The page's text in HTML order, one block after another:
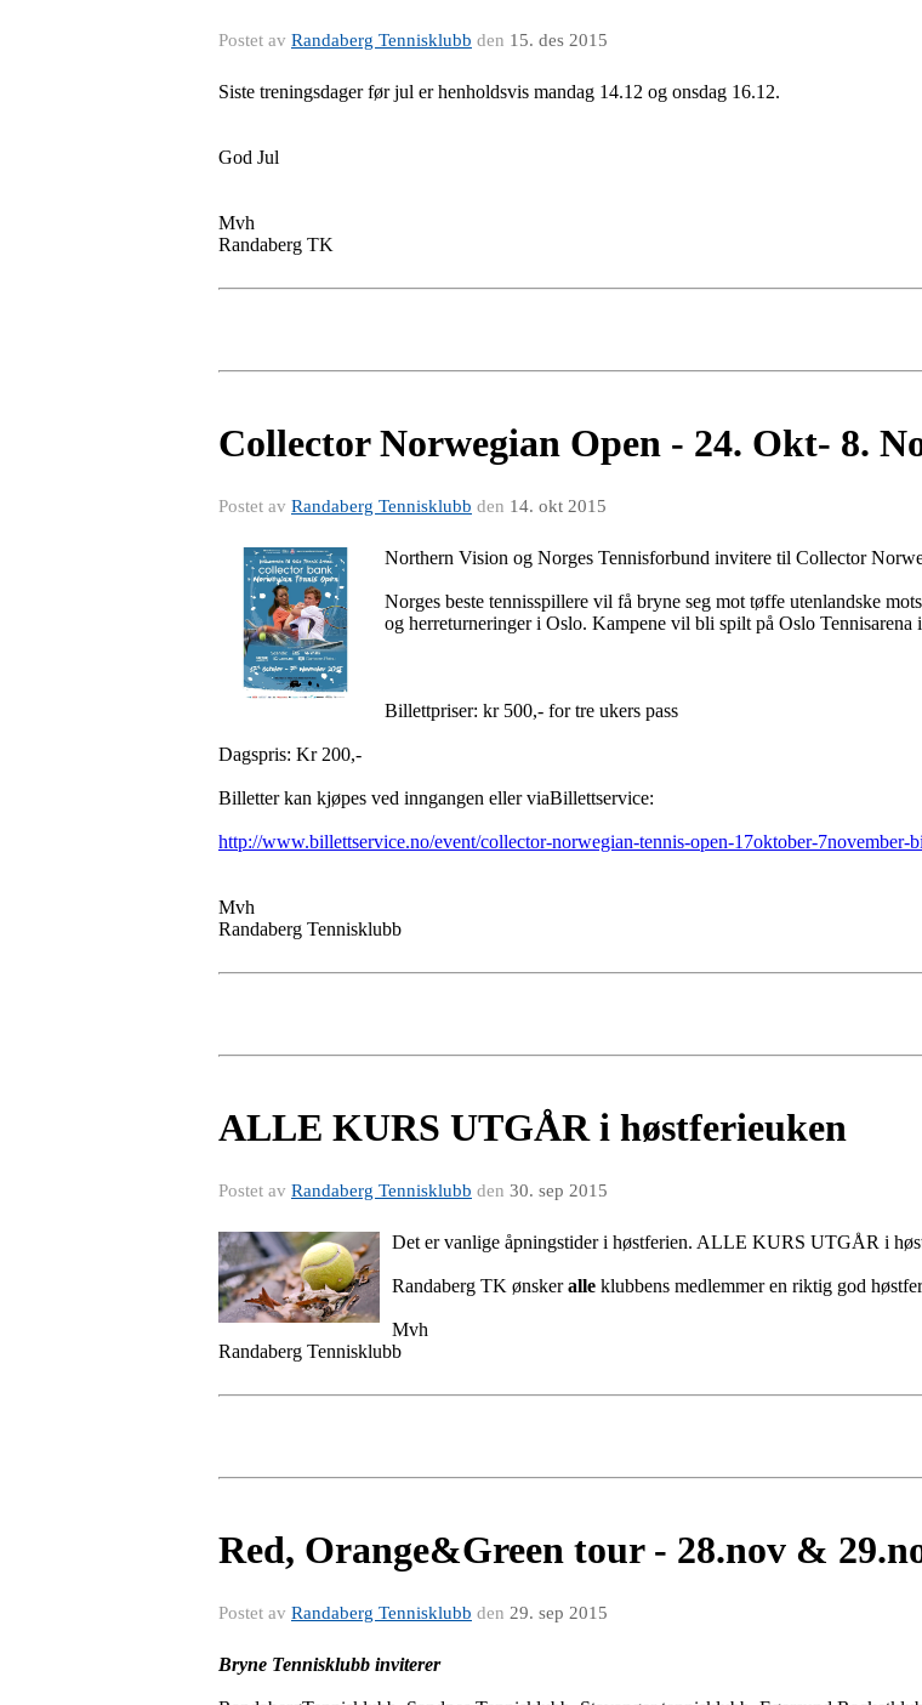
Postet av Randaberg Tennisklubb den 15. des 2015
Siste treningsdager før jul er henholdsvis mandag 14.12 og onsdag 16.12.
God Jul
Mvh
Randaberg TK
Collector Norwegian Open - 24. Okt- 8.
Postet av Randaberg Tennisklubb den 14. okt 2015
Northern Vision og Norges Tennisforbund invitere til Collector
Norges beste tennisspillere vil få bryne seg mot tøffe utenlandske
og herreturneringer i Oslo. Kampene vil bli spilt på Oslo
Billettpriser: kr 500,- for tre ukers pass
Dagspris: Kr 200,-
Billetter kan kjøpes ved inngangen eller viaBillettservice:
http://www.billettservice.no/event/collector-norwegian-tennis-open-17oktober-7november-
Mvh
Randaberg Tennisklubb
ALLE KURS UTGÅR i høstferieuken
Postet av Randaberg Tennisklubb den 30. sep 2015
Det er vanlige åpningstider i høstferien. ALLE KURS UTGÅR i
Randaberg TK ønskeralle klubbens medlemmer en riktig god
Mvh
Randaberg Tennisklubb
Red, Orange&Green tour - 28.nov &
Postet av Randaberg Tennisklubb den 29. sep 2015
Bryne Tennisklubb inviterer